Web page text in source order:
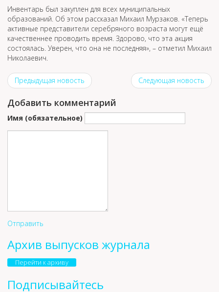
Инвентарь был закуплен для всех муниципальных
образований. Об этом рассказал Михаил Мурзаков. «Теперь
активные представители серебряного возраста могут ещё
качественнее проводить время. Здорово, что эта акция
состоялась. Уверен, что она не последняя», – отметил Михаил
Николаевич.
Предыдущая новость Следующая новость
Добавить комментарий
Имя (обязательное)
Отправить
Архив выпусков журнала
Перейти к архиву
Подписывайтесь